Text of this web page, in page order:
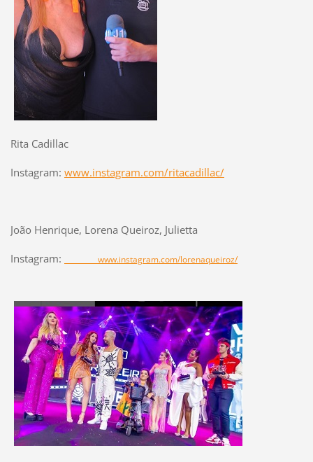
Rita Cadillac
Instagram: www.instagram.com/ritacadillac/
João Henrique, Lorena Queiroz, Julietta
Instagram: www.instagram.com/lorenaqueiroz/